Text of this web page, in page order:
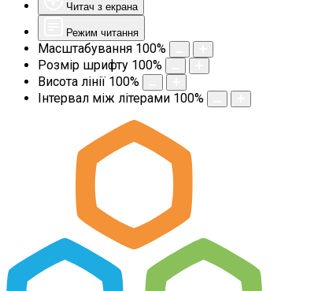
Читач з екрана
Режим читання
Масштабування 100%
Розмір шрифту 100%
Висота лінії 100%
Інтервал між літерами 100%